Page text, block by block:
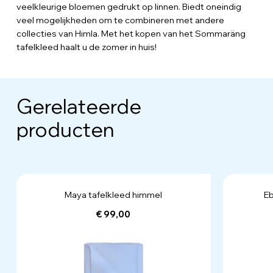
veelkleurige bloemen gedrukt op linnen. Biedt oneindig
veel mogelijkheden om te combineren met andere
collecties van Himla. Met het kopen van het Sommaräng
tafelkleed haalt u de zomer in huis!
Gerelateerde
producten
Maya tafelkleed himmel
€ 99,00